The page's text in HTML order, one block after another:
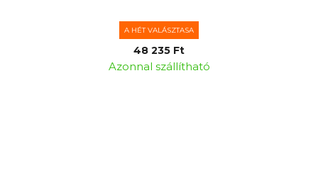
A HÉT VALÁSZTASA
48 235 Ft
Azonnal szállítható